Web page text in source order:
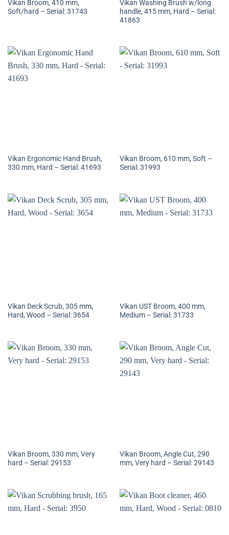
Vikan Broom, 410 mm,
Soft/hard – Serial: 31743
Vikan Washing Brush w/long
handle, 415 mm, Hard – Serial:
41863
Vikan Ergonomic Hand Brush,
330 mm, Hard – Serial: 41693
Vikan Broom, 610 mm, Soft –
Serial: 31993
Vikan Deck Scrub, 305 mm,
Hard, Wood – Serial: 3654
Vikan UST Broom, 400 mm,
Medium – Serial: 31733
Vikan Broom, 330 mm, Very
hard – Serial: 29153
Vikan Broom, Angle Cut, 290
mm, Very hard – Serial: 29143